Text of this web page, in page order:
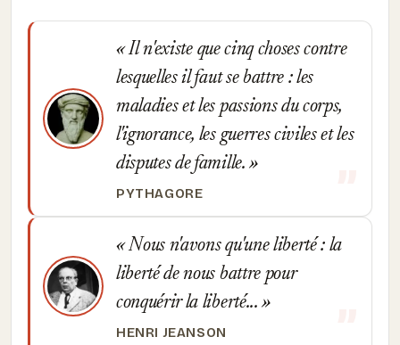
Il n'existe que cinq choses contre
lesquelles il faut se battre : les
maladies et les passions du corps,
l'ignorance, les guerres civiles et les
disputes de famille.
PYTHAGORE
Nous n'avons qu'une liberté : la
liberté de nous battre pour
conquérir la liberté...
HENRI JEANSON